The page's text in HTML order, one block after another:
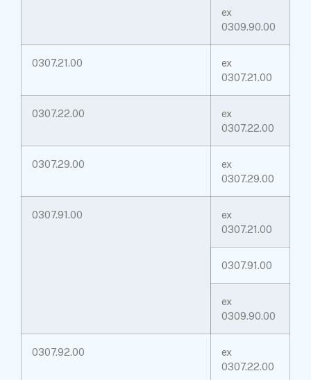
ex
0309.90.00
0307.21.00
ex
0307.21.00
0307.22.00
ex
0307.22.00
0307.29.00
ex
0307.29.00
0307.91.00
ex
0307.21.00
0307.91.00
ex
0309.90.00
0307.92.00
ex
0307.22.00